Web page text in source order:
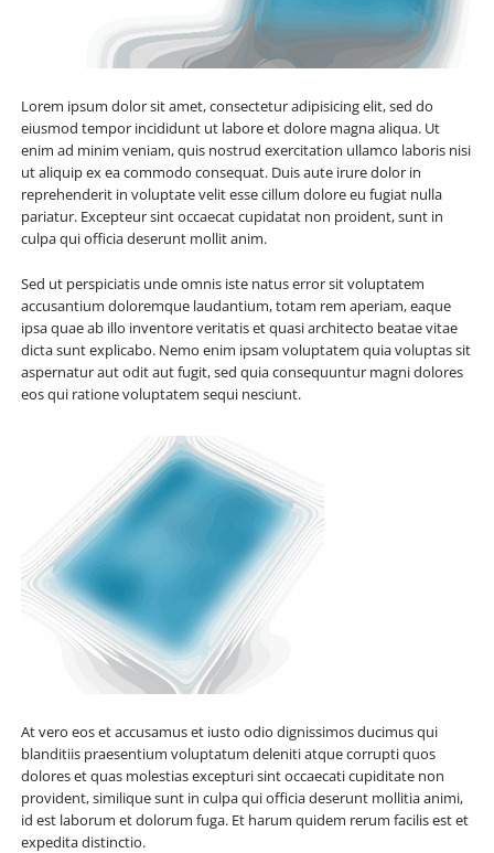
Lorem ipsum dolor sit amet, consectetur adipisicing elit, sed do
eiusmod tempor incididunt ut labore et dolore magna aliqua. Ut
enim ad minim veniam, quis nostrud exercitation ullamco laboris nisi
ut aliquip ex ea commodo consequat. Duis aute irure dolor in
reprehenderit in voluptate velit esse cillum dolore eu fugiat nulla
pariatur. Excepteur sint occaecat cupidatat non proident, sunt in
culpa qui officia deserunt mollit anim.
Sed ut perspiciatis unde omnis iste natus error sit voluptatem
accusantium doloremque laudantium, totam rem aperiam, eaque
ipsa quae ab illo inventore veritatis et quasi architecto beatae vitae
dicta sunt explicabo. Nemo enim ipsam voluptatem quia voluptas sit
aspernatur aut odit aut fugit, sed quia consequuntur magni dolores
eos qui ratione voluptatem sequi nesciunt.
At vero eos et accusamus et iusto odio dignissimos ducimus qui
blanditiis praesentium voluptatum deleniti atque corrupti quos
dolores et quas molestias excepturi sint occaecati cupiditate non
provident, similique sunt in culpa qui officia deserunt mollitia animi,
id est laborum et dolorum fuga. Et harum quidem rerum facilis est et
expedita distinctio.